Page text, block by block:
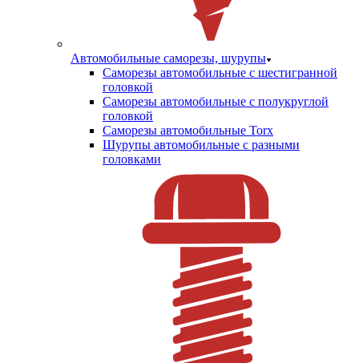
Автомобильные саморезы, шурупы
Саморезы автомобильные с шестигранной
головкой
Саморезы автомобильные с полукруглой
головкой
Саморезы автомобильные Torx
Шурупы автомобильные с разными
головками